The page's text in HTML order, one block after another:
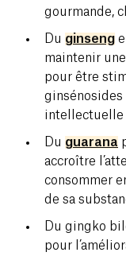
gourmande,
Du ginseng
maintenir
pour être
intellectuelle
Du guarana
accroître
consommer
de sa
Du gingko
pour